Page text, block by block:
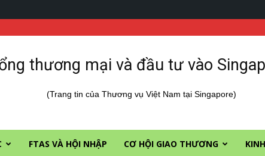
thương mại và đầu tư vào
(Trang tin của Thương vụ Việt Nam tại Singapore)
FTAS VÀ HỘI NHẬP CƠ HỘI GIAO THƯƠNG